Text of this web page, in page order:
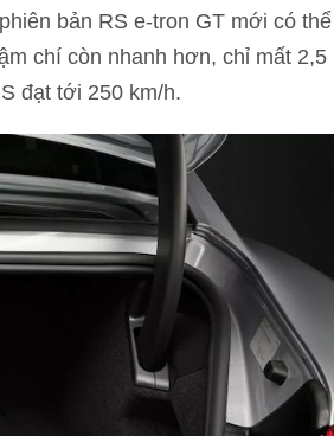
bản RS e-tron GT mới có thể
chí còn nhanh hơn, chỉ mất 2,5
đạt tới 250 km/h.